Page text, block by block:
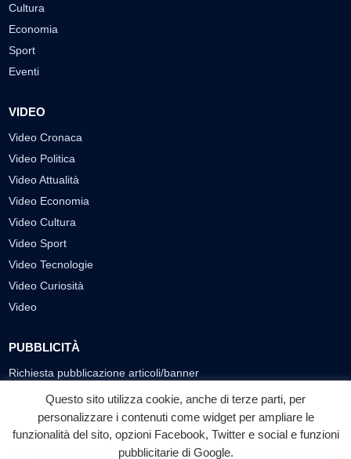
Cultura
Economia
Sport
Eventi
VIDEO
Video Cronaca
Video Politica
Video Attualità
Video Economia
Video Cultura
Video Sport
Video Tecnologie
Video Curiosità
Video
PUBBLICITÀ
Richiesta pubblicazione articoli/banner
SEGUICI SUI SOCIAL
f ◎ ▶
Questo sito utilizza cookie, anche di terze parti, per
personalizzare i contenuti come widget per ampliare le
funzionalità del sito, opzioni Facebook, Twitter e social e funzioni
pubblicitarie di Google.